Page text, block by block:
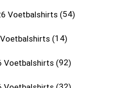
Voetbalshirts 54
14
Voetbalshirts 92